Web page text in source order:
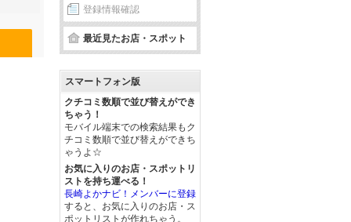
登録情報確認
最近見たお店・スポット
スマートフォン版
クチコミ数順で並び替えができ
ちゃう！
モバイル端末での検索結果もク
チコミ数順で並び替えができち
ゃうよ☆
お気に入りのお店・スポットリ
ストを持ち運べる！
長崎よかナビ！メンバーに登録
すると、お気に入りのお店・ス
ポットリストが作れちゃう。